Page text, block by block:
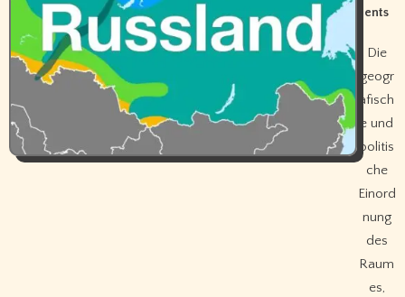
ents
Die
geogr
afisch
e und
politis
che
Einord
nung
des
Raum
es,